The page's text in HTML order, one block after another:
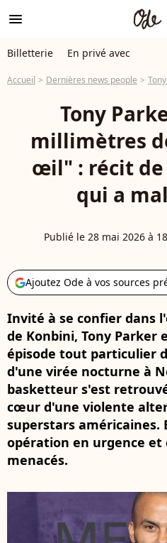
menu
Billetterie En privé avec
Accueil Dernières news people
Tony
millimètres
œil" : récit de
qui a
Publié le 28 mai 2026 à
Ajoutez Ode à vos sources
Invité à se confier dans
de Konbini, Tony Parker
épisode tout particulier
d'une virée nocturne à
basketteur s'est
cœur d'une violente
superstars américaines.
opération en urgence et
menacés.